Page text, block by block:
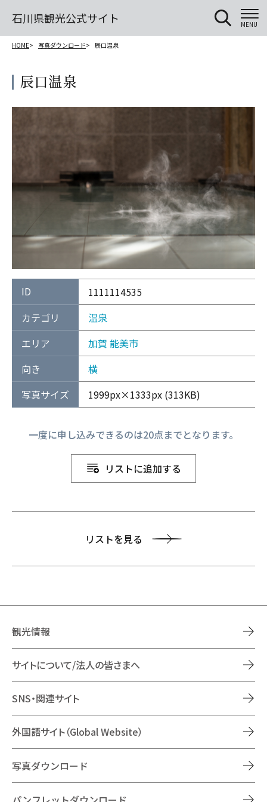
石川県観光公式サイト MENU
HOME 写真ダウンロード 辰口温泉
辰口温泉
ID
1111114535
カテゴリ
温泉
エリア
加賀 能美市
向き
横
写真サイズ
1999px×1333px (313KB)
一度に申し込みできるのは20点までとなります。
リストに追加する
リストを見る
観光情報
サイトについて/法人の皆さまへ
SNS・関連サイト
外国語サイト（Global Website）
写真ダウンロード